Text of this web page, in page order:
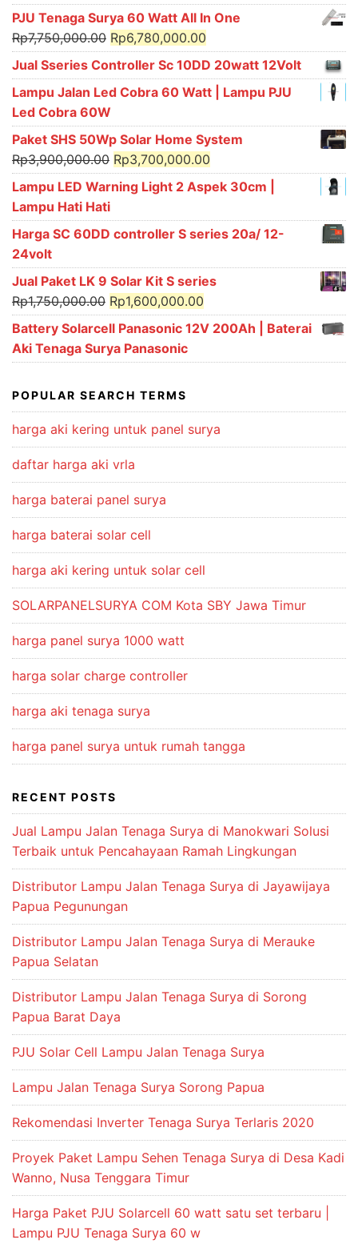
price
was:
Rp4,035,000.00.
price
Rp3,550,000.00.
PJU Tenaga Surya 60 Watt All In One
Rp7,750,000.00 Original
price
was:
Rp7,750,000.00.
Rp6,780,000.00
price
is:
Rp6,780,000.00.
Jual Sseries Controller Sc 10DD 20watt 12Volt
Lampu Jalan Led Cobra 60 Watt | Lampu PJU
Led Cobra 60W
Paket SHS 50Wp Solar Home System
Rp3,900,000.00 Original
price
was:
Rp3,900,000.00.
Rp3,700,000.00
price
Rp3,700,000.00.
Lampu LED Warning Light 2 Aspek 30cm |
Lampu Hati Hati
Harga SC 60DD controller S series 20a/ 12-
24volt
Jual Paket LK 9 Solar Kit S series
Rp1,750,000.00 Original
price
was:
Rp1,750,000.00.
Rp1,600,000.00
price
Rp1,600,000.00.
Battery Solarcell Panasonic 12V 200Ah | Baterai
Aki Tenaga Surya Panasonic
POPULAR SEARCH TERMS
harga aki kering untuk panel surya
daftar harga aki vrla
harga baterai panel surya
harga baterai solar cell
harga aki kering untuk solar cell
SOLARPANELSURYA COM Kota SBY Jawa Timur
harga panel surya 1000 watt
harga solar charge controller
harga aki tenaga surya
harga panel surya untuk rumah tangga
RECENT POSTS
Jual Lampu Jalan Tenaga Surya di Manokwari Solusi
Terbaik untuk Pencahayaan Ramah Lingkungan
Distributor Lampu Jalan Tenaga Surya di Jayawijaya
Papua Pegunungan
Distributor Lampu Jalan Tenaga Surya di Merauke
Papua Selatan
Distributor Lampu Jalan Tenaga Surya di Sorong
Papua Barat Daya
PJU Solar Cell Lampu Jalan Tenaga Surya
Lampu Jalan Tenaga Surya Sorong Papua
Rekomendasi Inverter Tenaga Surya Terlaris 2020
Proyek Paket Lampu Sehen Tenaga Surya di Desa Kadi
Wanno, Nusa Tenggara Timur
Harga Paket PJU Solarcell 60 watt satu set terbaru |
Lampu PJU Tenaga Surya 60 w